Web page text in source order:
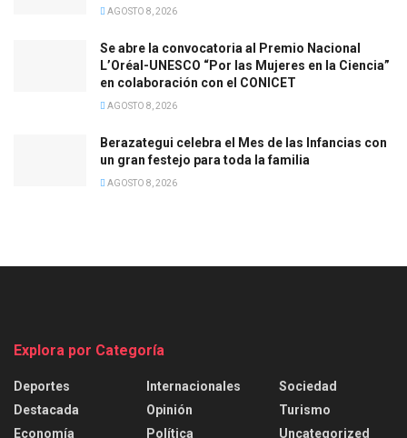
AGOSTO 8, 2026
Se abre la convocatoria al Premio Nacional
L’Oréal-UNESCO “Por las Mujeres en la Ciencia”
en colaboración con el CONICET
AGOSTO 8, 2026
Berazategui celebra el Mes de las Infancias con
un gran festejo para toda la familia
AGOSTO 8, 2026
Explora por Categoría
Deportes
Destacada
Economía
Internacionales
Opinión
Política
Sociedad
Turismo
Uncategorized